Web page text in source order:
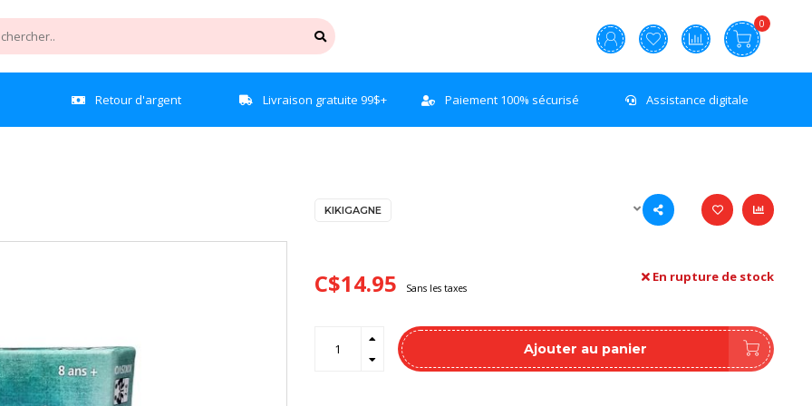
0
Retour d'argent Livraison gratuite 99$+ Paiement 100% sécurisé Assistance digitale
KIKIGAGNE
C$14.95 Sans les taxes
En rupture de stock
Ajouter au panier